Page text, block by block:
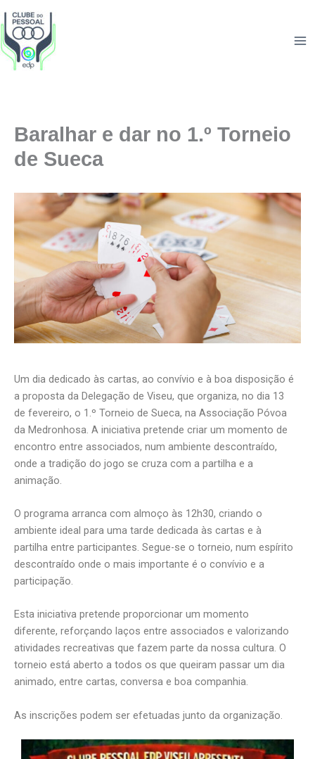
to
content
Baralhar e dar no 1.º Torneio
de Sueca
Um dia dedicado às cartas, ao convívio e à boa disposição é
a proposta da Delegação de Viseu, que organiza, no dia 13
de fevereiro, o 1.º Torneio de Sueca, na Associação Póvoa
da Medronhosa. A iniciativa pretende criar um momento de
encontro entre associados, num ambiente descontraído,
onde a tradição do jogo se cruza com a partilha e a
animação.
O programa arranca com almoço às 12h30, criando o
ambiente ideal para uma tarde dedicada às cartas e à
partilha entre participantes. Segue-se o torneio, num espírito
descontraído onde o mais importante é o convívio e a
participação.
Esta iniciativa pretende proporcionar um momento
diferente, reforçando laços entre associados e valorizando
atividades recreativas que fazem parte da nossa cultura. O
torneio está aberto a todos os que queiram passar um dia
animado, entre cartas, conversa e boa companhia.
As inscrições podem ser efetuadas junto da organização.